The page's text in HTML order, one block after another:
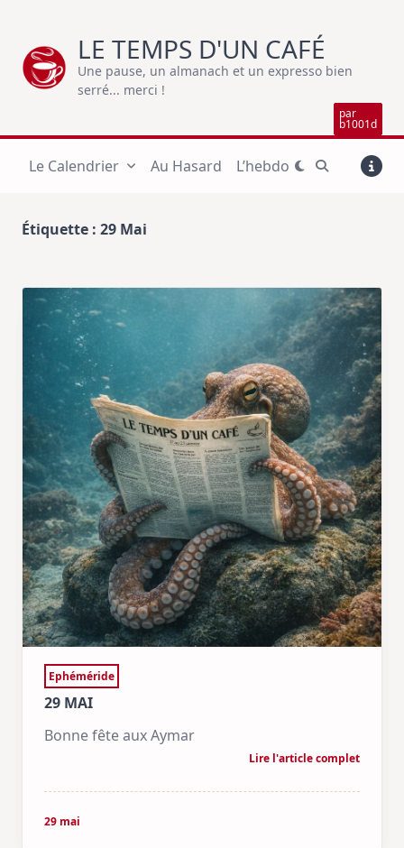
content
LE TEMPS D'UN CAFÉ
Une pause, un almanach et un expresso bien
serré... merci !
par
b1001d
Le Calendrier Au Hasard L’hebdo
Étiquette : 29 Mai
Ephéméride
29 MAI
Bonne fête aux Aymar
Lire l'article complet
29 mai